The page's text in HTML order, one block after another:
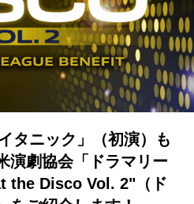
タニック」（初演）も
演劇協会「ドラマリー
the Disco Vol. 2"（ド